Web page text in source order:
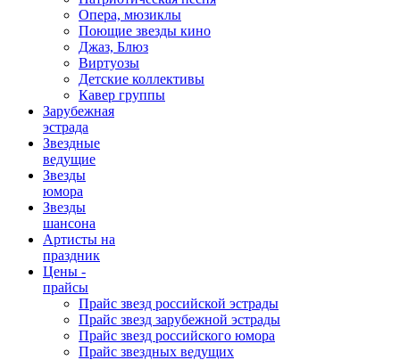
Опера, мюзиклы
Поющие звезды кино
Джаз, Блюз
Виртуозы
Детские коллективы
Кавер группы
Зарубежная
эстрада
Звездные
ведущие
Звезды
юмора
Звезды
шансона
Артисты на
праздник
Цены -
прайсы
Прайс звезд российской эстрады
Прайс звезд зарубежной эстрады
Прайс звезд российского юмора
Прайс звездных ведущих